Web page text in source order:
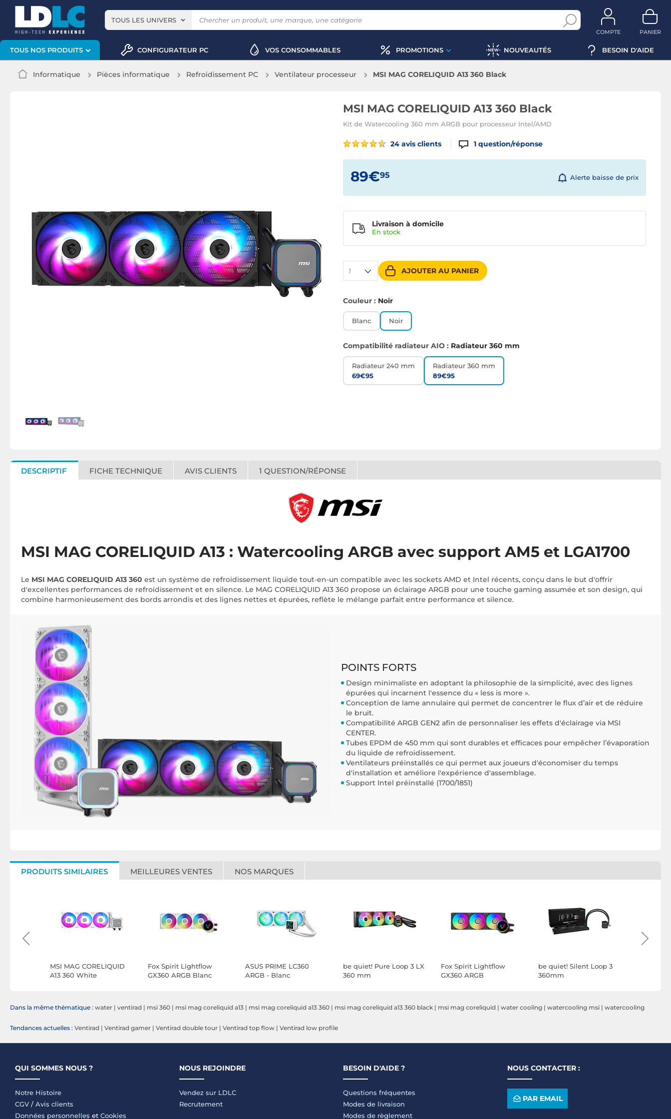
TOUS LES UNIVERS
COMPTE PANIER
TOUS NOS PRODUITS CONFIGURATEUR PC VOS CONSOMMABLES PROMOTIONS NOUVEAUTÉS BESOIN D'AIDE
Informatique Pièces informatique Refroidissement PC Ventilateur processeur MSI MAG CORELIQUID A13 360 Black
MSI MAG CORELIQUID A13 360 Black
Kit de Watercooling 360 mm ARGB pour processeur Intel/AMD
24 avis clients 1 question/réponse
89€95 Alerte baisse de prix
1 AJOUTER AU PANIER
Livraison à domicile
En stock
Couleur : Noir
Blanc Noir
Compatibilité radiateur AIO : Radiateur 360 mm
Radiateur 240 mm
69€95
Radiateur 360 mm
89€95
DESCRIPTIF FICHE TECHNIQUE AVIS CLIENTS 1 QUESTION/RÉPONSE
MSI MAG CORELIQUID A13 : Watercooling ARGB avec support AM5 et LGA1700
Le MSI MAG CORELIQUID A13 360 est un système de refroidissement liquide tout-en-un compatible avec les sockets AMD et Intel récents, conçu dans le but d'offrir
d'excellentes performances de refroidissement et en silence. Le MAG CORELIQUID A13 360 propose un éclairage ARGB pour une touche gaming assumée et son design, qui
combine harmonieusement des bords arrondis et des lignes nettes et épurées, reflète le mélange parfait entre performance et silence.
POINTS FORTS
Design minimaliste en adoptant la philosophie de la simplicité, avec des lignes
épurées qui incarnent l'essence du « less is more ».
Conception de lame annulaire qui permet de concentrer le flux d’air et de réduire
le bruit.
Compatibilité ARGB GEN2 afin de personnaliser les effets d'éclairage via MSI
CENTER.
Tubes EPDM de 450 mm qui sont durables et efficaces pour empêcher l’évaporation
du liquide de refroidissement.
Ventilateurs préinstallés ce qui permet aux joueurs d'économiser du temps
d'installation et améliore l'expérience d'assemblage.
Support Intel préinstallé (1700/1851)
PRODUITS SIMILAIRES MEILLEURES VENTES NOS MARQUES
MSI MAG CORELIQUID
A13 360 White
Fox Spirit Lightflow
GX360 ARGB Blanc
ASUS PRIME LC360
ARGB - Blanc
be quiet! Pure Loop 3 LX
360 mm
Fox Spirit Lightflow
GX360 ARGB
be quiet! Silent Loop 3
360mm
Dans la même thématique : water | ventirad | msi 360 | msi mag coreliquid a13 | msi mag coreliquid a13 360 | msi mag coreliquid a13 360 black | msi mag coreliquid | water cooling | watercooling msi | watercooling
Tendances actuelles : Ventirad | Ventirad gamer | Ventirad double tour | Ventirad top flow | Ventirad low profile
QUI SOMMES NOUS ?
Notre Histoire
CGV / Avis clients
Données personnelles et Cookies
NOUS REJOINDRE
Vendez sur LDLC
Recrutement
BESOIN D'AIDE ?
Questions fréquentes
Modes de livraison
Modes de règlement
NOUS CONTACTER :
PAR EMAIL